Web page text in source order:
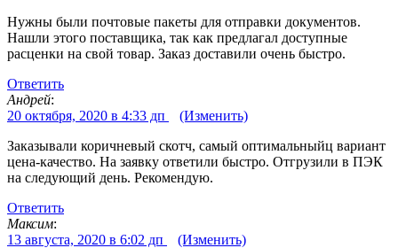
Нужны были почтовые пакеты для отправки документов.
Нашли этого поставщика, так как предлагал доступные
расценки на свой товар. Заказ доставили очень быстро.
Ответить
Андрей:
20 октября, 2020 в 4:33 дп
(Изменить)
Заказывали коричневый скотч, самый оптимальныйц вариант
цена-качество. На заявку ответили быстро. Отгрузили в ПЭК
на следующий день. Рекомендую.
Ответить
Максим:
13 августа, 2020 в 6:02 дп
(Изменить)